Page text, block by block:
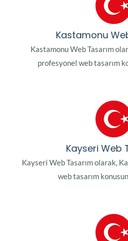
Kastamonu
Kastamonu Web Tasarım
profesyonel web tasarım
Kayseri Web
Kayseri Web Tasarım olarak,
web tasarım